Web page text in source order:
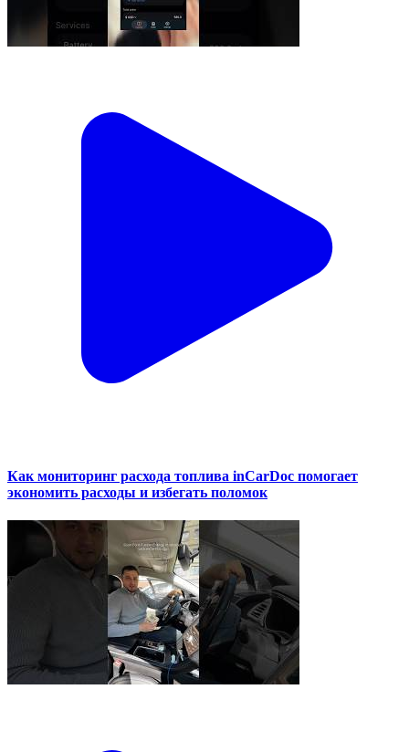
Как мониторинг расхода топлива inCarDoc помогает
экономить расходы и избегать поломок